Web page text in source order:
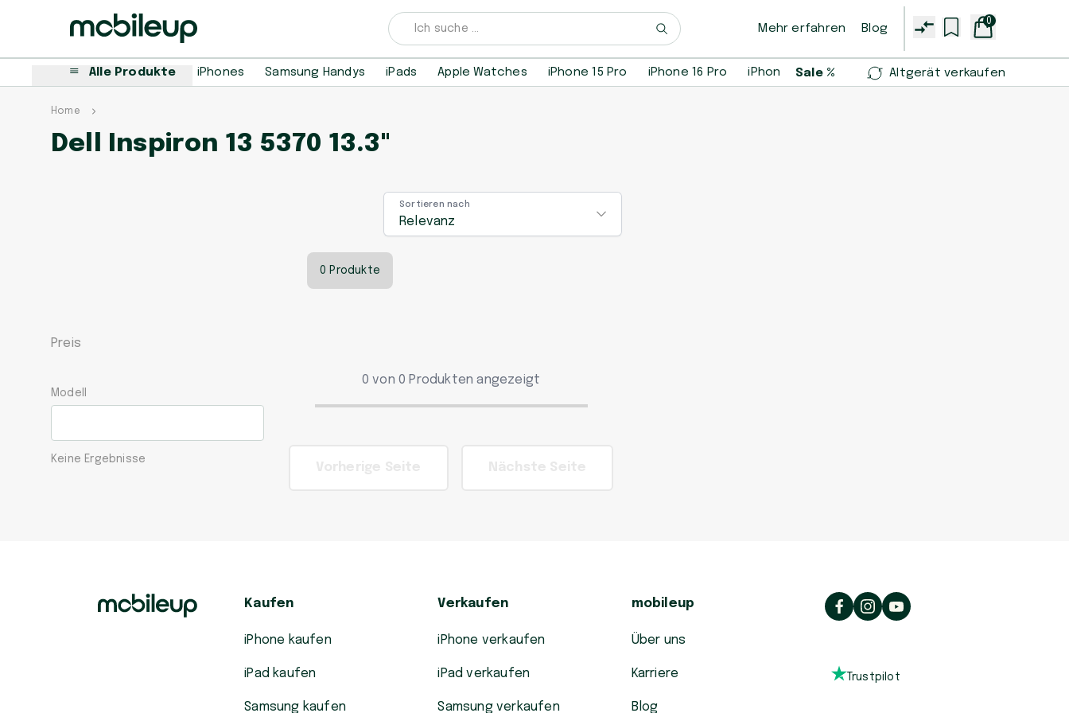
Mehr erfahren Blog
0
Alle Produkte iPhones Samsung Handys iPads Apple Watches iPhone 15 Pro iPhone 16 Pro iPhone 14 Pro iPhone 13 mini Samsung Galaxy
Sale % Altgerät verkaufen
Home
Dell Inspiron 13 5370 13.3"
Preis
Modell
Keine Ergebnisse
Sortieren nach
Relevanz
0 Produkte
0 von 0 Produkten angezeigt
Kaufen
iPhone kaufen
iPad kaufen
Samsung kaufen
Verkaufen
iPhone verkaufen
iPad verkaufen
Samsung verkaufen
mobileup
Über uns
Karriere
Blog
Trustpilot